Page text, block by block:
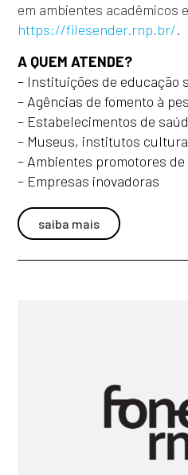
em ambientes acadêmicos
https://filesender.rnp.br/.
A QUEM ATENDE?
– Instituições de educação
– Agências de fomento à
– Estabelecimentos de
– Museus, institutos
– Ambientes promotores de
– Empresas inovadoras
saiba mais